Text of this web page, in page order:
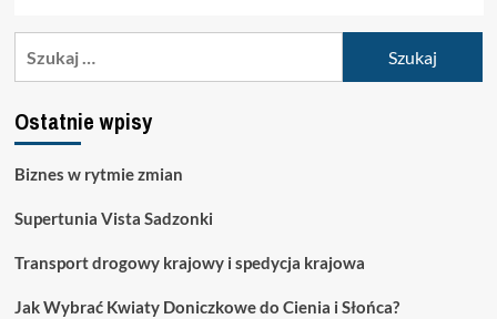
Ostatnie wpisy
Biznes w rytmie zmian
Supertunia Vista Sadzonki
Transport drogowy krajowy i spedycja krajowa
Jak Wybrać Kwiaty Doniczkowe do Cienia i Słońca?